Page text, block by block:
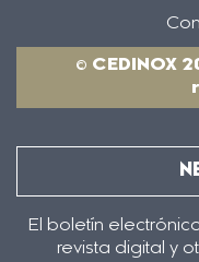
© CEDINOX
El boletín
revista digital y